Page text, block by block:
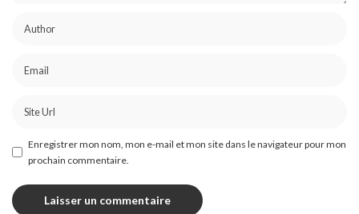
Enregistrer mon nom, mon e-mail et mon site dans le navigateur pour mon
prochain commentaire.